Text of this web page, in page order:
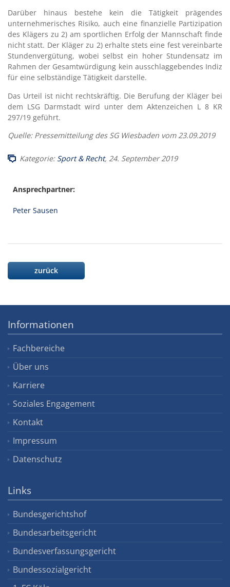
Darüber hinaus bestehe kein die Tätigkeit prägendes
unternehmerisches Risiko, auch eine finanzielle Partizipation
des Klägers zu 2) am sportlichen Erfolg der Mannschaft finde
nicht statt. Der Kläger zu 2) erhalte stets eine fest vereinbarte
Stundenvergütung, wobei selbst ein hoher Stundensatz im
Rahmen der Gesamtwürdigung kein ausschlaggebendes Indiz
für eine selbständige Tätigkeit darstelle.
Das Urteil ist nicht rechtskräftig. Die Berufung der Kläger bei
dem LSG Darmstadt wird unter dem Aktenzeichen L 8 KR
297/19 geführt.
Quelle: Pressemitteilung des SG Wiesbaden vom 23.09.2019
Kategorie: Sport & Recht, 24. September 2019
Ansprechpartner:
Peter Sausen
zurück
Informationen
Fachbereiche
Über uns
Karriere
Soziales Engagement
Kontakt
Impressum
Datenschutz
Links
Bundesgerichtshof
Bundesarbeitsgericht
Bundesverfassungsgericht
Bundessozialgericht